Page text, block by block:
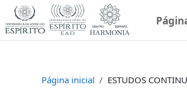
Ir para o conteúdo principal
Página inicial ESTUDOS